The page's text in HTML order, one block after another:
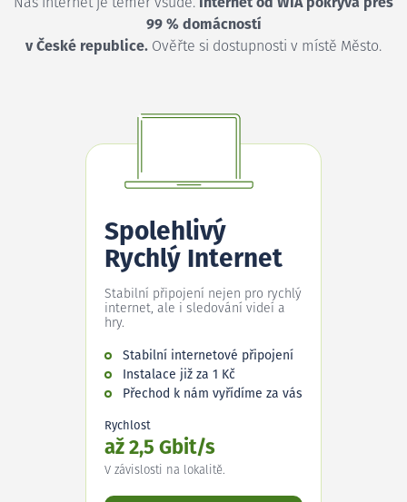
99 % domácností
v České republice. Ověřte si dostupnosti v místě Město.
Spolehlivý
Rychlý Internet
Stabilní připojení nejen pro rychlý
internet, ale i sledování videí a
hry.
Stabilní internetové připojení
Instalace již za 1 Kč
Přechod k nám vyřídíme za vás
Rychlost
až 2,5 Gbit/s
V závislosti na lokalitě.